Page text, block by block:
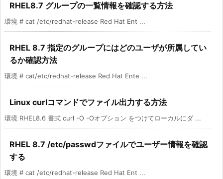
RHEL8.7 グループの一覧情報を確認する方法
環境 # cat /etc/redhat-release Red Hat Ent ...
RHEL 8.7 指定のグループにはどのユーザが所属してい
るか確認方法
環境 # cat/etc/redhat-release Red Hat Ente ...
Linux curlコマンドでファイル出力する方法
環境 RHEL8.6 書式 curl -O -Oオプション をつけてローカルにダ ...
RHEL 8.7 /etc/passwdファイルでユーザー情報を確認
する
環境 # cat /etc/redhat-release Red Hat Ent ...